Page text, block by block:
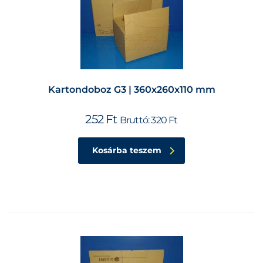
Kartondoboz G3 | 360x260x110 mm
252 Ft Bruttó:320 Ft
Kosárba teszem